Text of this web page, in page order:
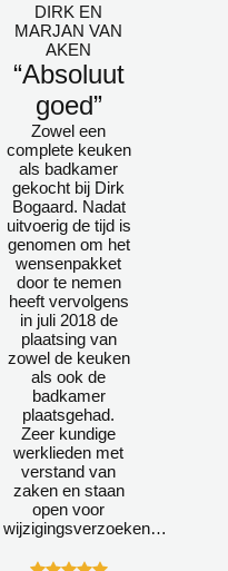
DIRK EN
MARJAN VAN
AKEN
“Absoluut
goed”
Zowel een
complete keuken
als badkamer
gekocht bij Dirk
Bogaard. Nadat
uitvoerig de tijd is
genomen om het
wensenpakket
door te nemen
heeft vervolgens
in juli 2018 de
plaatsing van
zowel de keuken
als ook de
badkamer
plaatsgehad.
Zeer kundige
werklieden met
verstand van
zaken en staan
open voor
wijzigingsverzoeken…